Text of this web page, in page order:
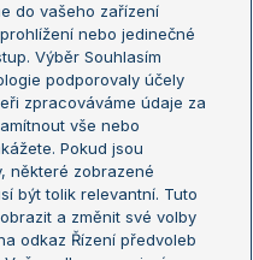
Open
Open
mistrů
mistryň
do vašeho zařízení
nebo jedinečné
Výběr Souhlasím
podporovaly účely
zpracováváme údaje za
vše nebo
Pokud jsou
některé zobrazené
být tolik relevantní. Tuto
a změnit své volby
odkaz Řízení předvoleb